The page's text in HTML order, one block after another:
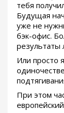
тебя
Будущая
уже не
бэк-офис.
результаты
Или просто
При этом